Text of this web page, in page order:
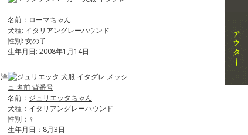
名前： ローマちゃん
犬種: イタリアングレーハウンド
性別: 女の子
生年月日: 2008年1月14日
名前： ジュリエッタちゃん
犬種：イタリアングレーハウンド
性別：♀
生年月日：8月3日